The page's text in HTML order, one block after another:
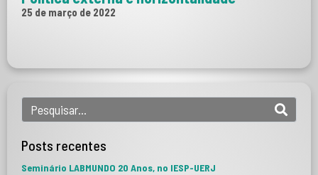
25 de março de 2022
Posts recentes
Seminário LABMUNDO 20 Anos, no IESP-UERJ